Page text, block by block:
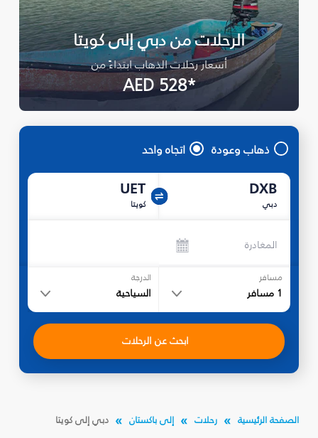
الرحلات من دبي إلى كويتا
أسعار رحلات الذهاب ابتداءً من
*AED 528
ذهاب وعودة اتجاه واحد
DXB
دبي
UET
كويتا
المغادرة
مسافر
1 مسافر
الدرجة
السياحية
ابحث عن الرحلات
الصفحة الرئيسية رحلات إلى باكستان دبي إلى كويتا